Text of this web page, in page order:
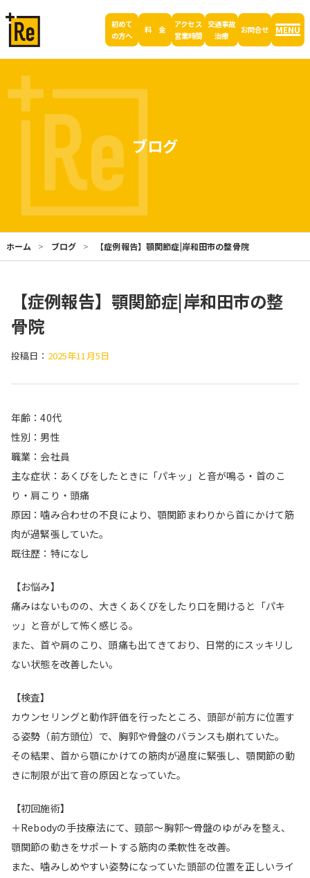
初めて
の方へ
料 金
アクセス
営業時間
交通事故
治療
お問合せ MENU
ブログ
ホーム ブログ 【症例報告】顎関節症|岸和田市の整骨院
【症例報告】顎関節症|岸和田市の整
骨院
投稿日： 2025年11月5日
年齢：40代
性別：男性
職業：会社員
主な症状：あくびをしたときに「パキッ」と音が鳴る・首のこ
り・肩こり・頭痛
原因：噛み合わせの不良により、顎関節まわりから首にかけて筋
肉が過緊張していた。
既往歴：特になし
【お悩み】
痛みはないものの、大きくあくびをしたり口を開けると「パキ
ッ」と音がして怖く感じる。
また、首や肩のこり、頭痛も出てきており、日常的にスッキリし
ない状態を改善したい。
【検査】
カウンセリングと動作評価を行ったところ、頭部が前方に位置す
る姿勢（前方頭位）で、胸郭や骨盤のバランスも崩れていた。
その結果、首から顎にかけての筋肉が過度に緊張し、顎関節の動
きに制限が出て音の原因となっていた。
【初回施術】
＋Rebodyの手技療法にて、頸部〜胸郭〜骨盤のゆがみを整え、
顎関節の動きをサポートする筋肉の柔軟性を改善。
また、噛みしめやすい姿勢になっていた頭部の位置を正しいライ